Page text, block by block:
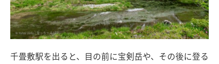
千畳敷駅を出ると、目の前に宝剣岳や、その後に登る